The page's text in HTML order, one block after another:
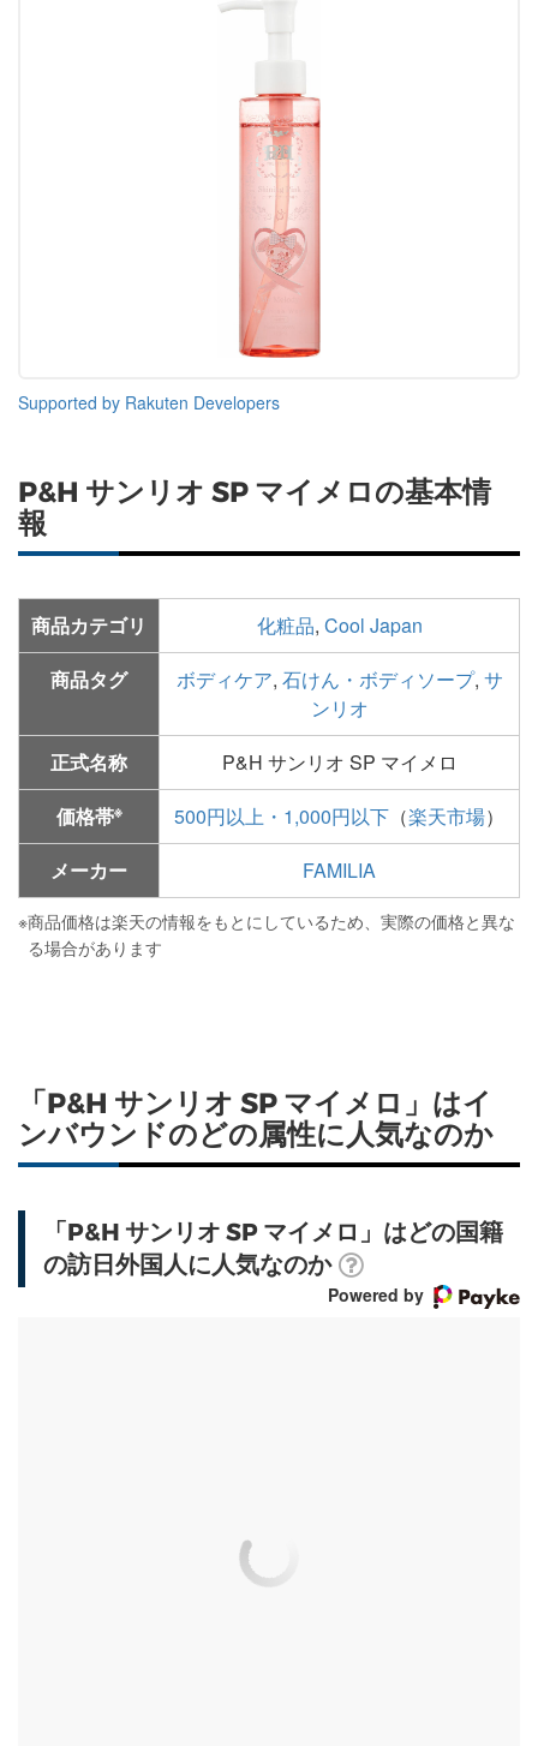
Supported by Rakuten Developers
P&H サンリオ SP マイメロの基本情
報
商品カテゴリ 化粧品, Cool Japan
商品タグ
ボディケア, 石けん・ボディソープ, サ
ンリオ
正式名称
P&H サンリオ SP マイメロ
価格帯※ 500円以上・1,000円以下 （楽天市場）
メーカー
FAMILIA
※商品価格は楽天の情報をもとにしているため、実際の価格と異な
る場合があります
「P&H サンリオ SP マイメロ」はイ
ンバウンドのどの属性に人気なのか
「P&H サンリオ SP マイメロ」はどの国籍
の訪日外国人に人気なのか
Powered by